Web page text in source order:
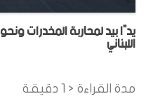
يدًا بيد لمحاربة المخدرات
اللبناني
مدة القراءة < 1
دقيقة